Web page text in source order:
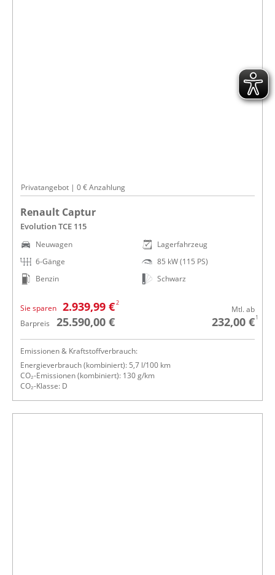
Privatangebot | 0 € Anzahlung
Renault Captur
Evolution TCE 115
Neuwagen
6-Gänge
Benzin
Lagerfahrzeug
85 kW (115 PS)
Schwarz
Sie sparen 2.939,99 €2
Barpreis 25.590,00 €
Mtl. ab
232,00 €1
Emissionen & Kraftstoffverbrauch:
Energieverbrauch (kombiniert): 5,7 l/100 km
CO₂-Emissionen (kombiniert): 130 g/km
CO₂-Klasse: D